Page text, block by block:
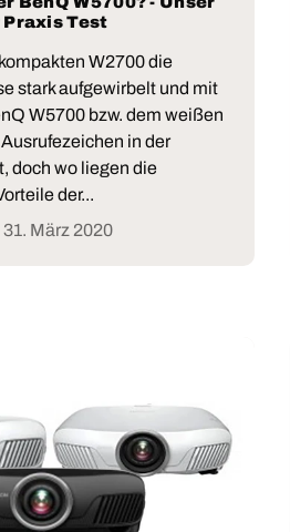
Praxis Test
W2700 die
stark aufgewirbelt und mit
W5700 bzw. dem weißen
in der
doch wo liegen die
der...
31. März 2020